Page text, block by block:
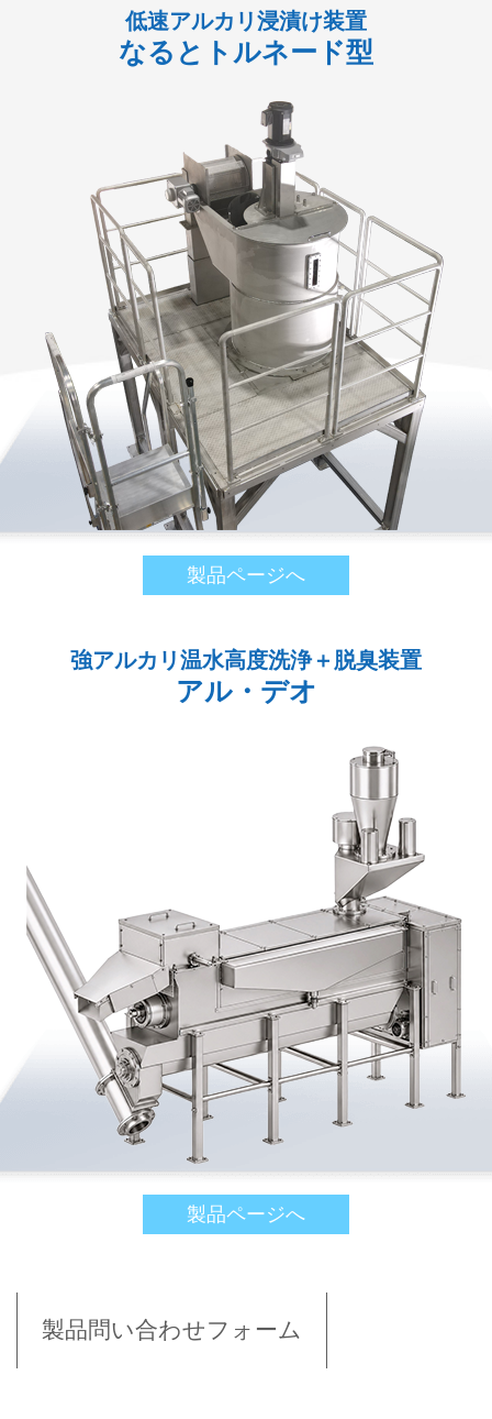
低速アルカリ浸漬け装置
なるとトルネード型
製品ページへ
強アルカリ温水高度洗浄＋脱臭装置
アル・デオ
製品ページへ
製品問い合わせフォーム